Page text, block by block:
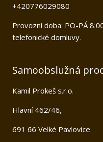
+420776029080
Provozní doba: PO-PÁ
telefonické domluvy.
Samoobslužná
Kamil Prokeš s.r.o.
Hlavní 462/46,
691 66 Velké Pavlovice